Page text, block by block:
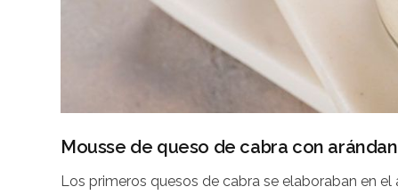
Mousse de queso de cabra con
Los primeros quesos de cabra se elaboraban en